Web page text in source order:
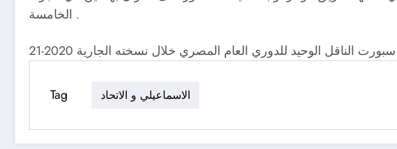
الخامسة .
الوحيد للدوري العام المصري خلال نسخته الجارية 2020-21
Tag الاسماعيلي و الاتحاد